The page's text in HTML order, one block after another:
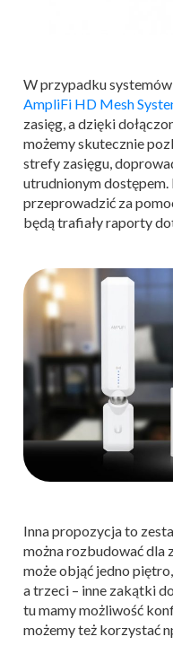
W przypadku
AmpliFi HD Mesh
zasięg, a dzięki
możemy skutecznie
strefy zasięgu,
utrudnionym
przeprowadzić za
będą trafiały raporty
Inna propozycja to
można rozbudować dla
może objąć jedno
a trzeci – inne zakątki
tu mamy możliwość
możemy też korzystać